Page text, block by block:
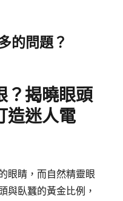
的問題？
？揭曉眼頭
造迷人電
眼睛，而自然精靈眼
與臥蠶的黃金比例，